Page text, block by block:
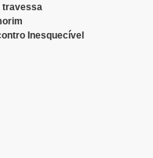
travessa
Inesquecível